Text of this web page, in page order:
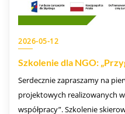
2026-05-12
Szkolenie dla NGO:
Serdecznie zapraszamy na
projektowych realizowanych
współpracy”. Szkolenie